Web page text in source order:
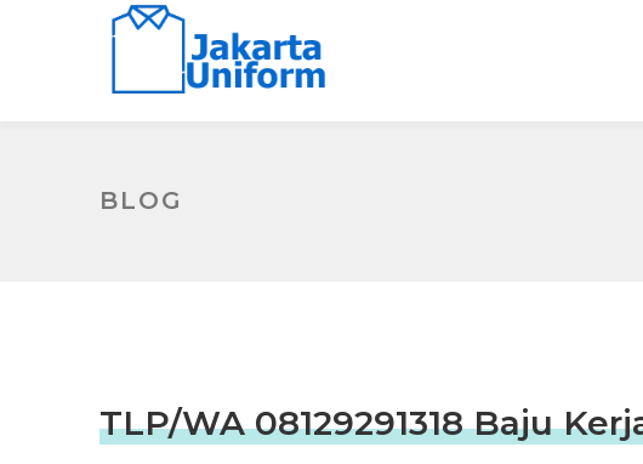
BLOG
TLP/WA 08129291318 Baju